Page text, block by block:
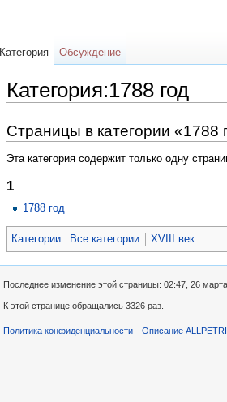
Категория:1788 год
Страницы в категории «1788
Эта категория содержит только одну
1
1788 год
Категории: Все категории XVIII век
Категория Обсуждение
Последнее изменение этой страницы: 02:47, 26
К этой странице обращались 3326 раз.
Политика конфиденциальности Описание